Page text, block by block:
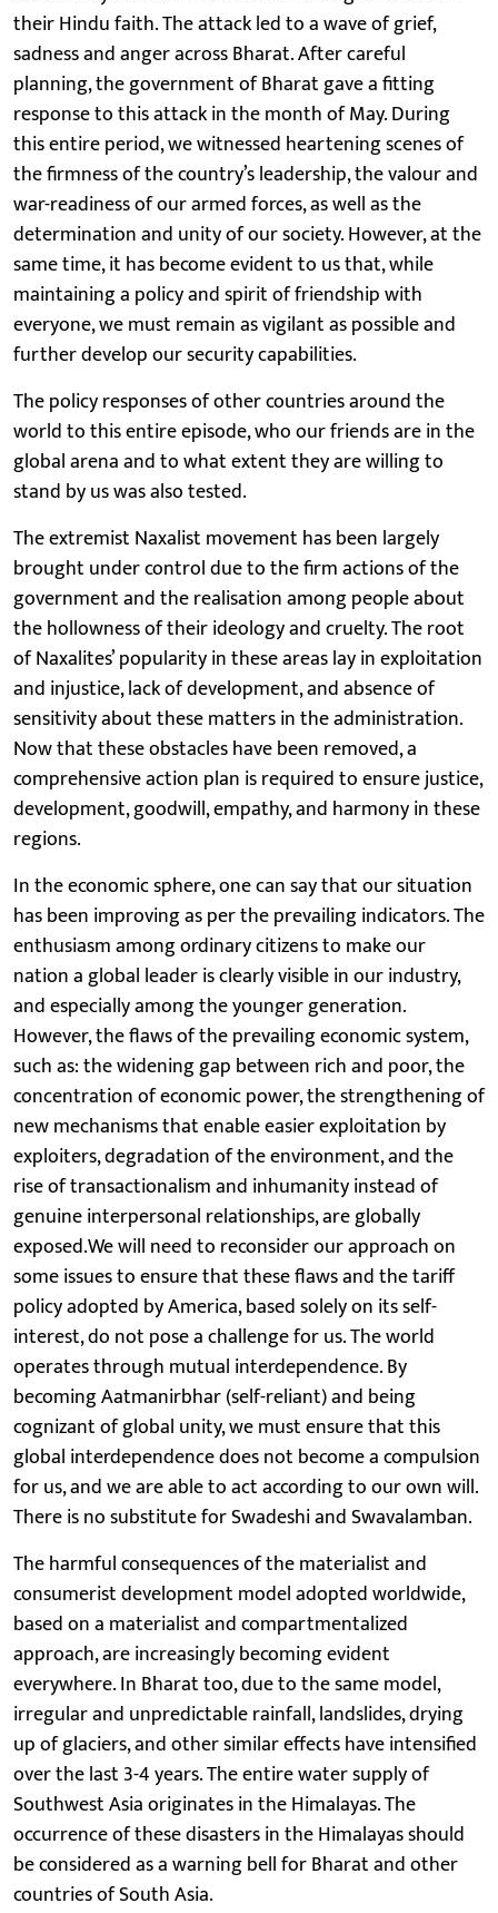
their Hindu faith. The attack led to a wave of grief,
sadness and anger across Bharat. After careful
planning, the government of Bharat gave a fitting
response to this attack in the month of May. During
this entire period, we witnessed heartening scenes of
the firmness of the country’s leadership, the valour and
war-readiness of our armed forces, as well as the
determination and unity of our society. However, at the
same time, it has become evident to us that, while
maintaining a policy and spirit of friendship with
everyone, we must remain as vigilant as possible and
further develop our security capabilities.
The policy responses of other countries around the
world to this entire episode, who our friends are in the
global arena and to what extent they are willing to
stand by us was also tested.
The extremist Naxalist movement has been largely
brought under control due to the firm actions of the
government and the realisation among people about
the hollowness of their ideology and cruelty. The root
of Naxalites’ popularity in these areas lay in exploitation
and injustice, lack of development, and absence of
sensitivity about these matters in the administration.
Now that these obstacles have been removed, a
comprehensive action plan is required to ensure justice,
development, goodwill, empathy, and harmony in these
regions.
In the economic sphere, one can say that our situation
has been improving as per the prevailing indicators. The
enthusiasm among ordinary citizens to make our
nation a global leader is clearly visible in our industry,
and especially among the younger generation.
However, the flaws of the prevailing economic system,
such as: the widening gap between rich and poor, the
concentration of economic power, the strengthening of
new mechanisms that enable easier exploitation by
exploiters, degradation of the environment, and the
rise of transactionalism and inhumanity instead of
genuine interpersonal relationships, are globally
exposed.We will need to reconsider our approach on
some issues to ensure that these flaws and the tariff
policy adopted by America, based solely on its self-
interest, do not pose a challenge for us. The world
operates through mutual interdependence. By
becoming Aatmanirbhar (self-reliant) and being
cognizant of global unity, we must ensure that this
global interdependence does not become a compulsion
for us, and we are able to act according to our own will.
There is no substitute for Swadeshi and Swavalamban.
The harmful consequences of the materialist and
consumerist development model adopted worldwide,
based on a materialist and compartmentalized
approach, are increasingly becoming evident
everywhere. In Bharat too, due to the same model,
irregular and unpredictable rainfall, landslides, drying
up of glaciers, and other similar effects have intensified
over the last 3-4 years. The entire water supply of
Southwest Asia originates in the Himalayas. The
occurrence of these disasters in the Himalayas should
be considered as a warning bell for Bharat and other
countries of South Asia.